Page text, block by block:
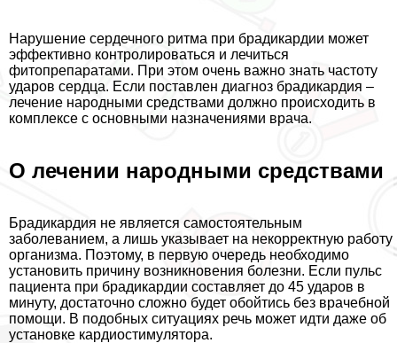
Нарушение сердечного ритма при брадикардии может
эффективно контролироваться и лечиться
фитопрепаратами. При этом очень важно знать частоту
ударов сердца. Если поставлен диагноз брадикардия –
лечение народными средствами должно происходить в
комплексе с основными назначениями врача.
О лечении народными средствами
Брадикардия не является самостоятельным
заболеванием, а лишь указывает на некорректную работу
организма. Поэтому, в первую очередь необходимо
установить причину возникновения болезни. Если пульс
пациента при брадикардии составляет до 45 ударов в
минуту, достаточно сложно будет обойтись без врачебной
помощи. В подобных ситуациях речь может идти даже об
установке кардиостимулятора.